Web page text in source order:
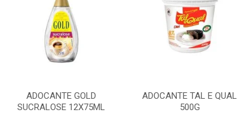
ADOCANTE GOLD
SUCRALOSE 12X75ML
ADOCANTE TAL E QUAL
500G